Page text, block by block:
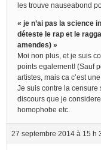
les trouve nauseabond
« je n’ai pas la science
déteste le rap et le
amendes) »
Moi non plus, et je suis
points egalement! (Sauf
artistes, mais ca c’est
Je suis contre la censure
discours que je
homophobe etc.
27 septembre 2014 à 15 h